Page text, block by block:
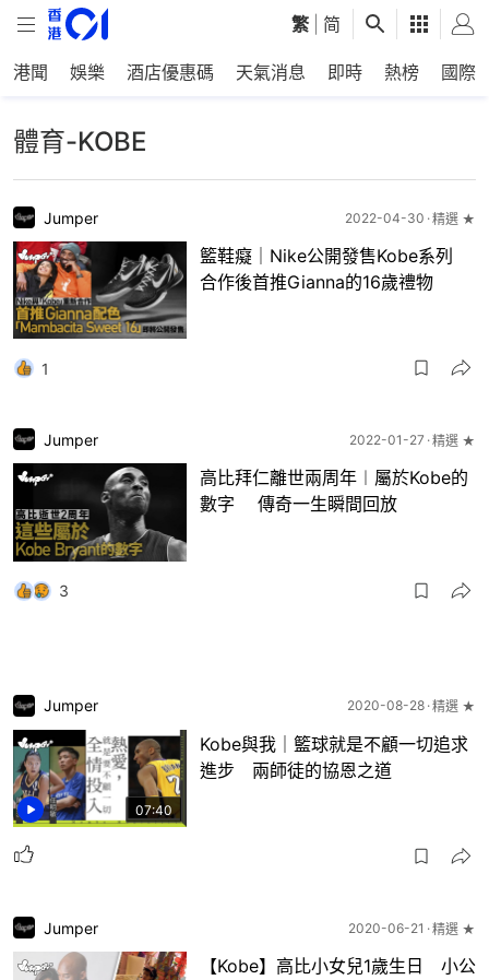
繁 简
港聞 娛樂 酒店優惠碼 天氣消息 即時 熱榜 國際
體育-KOBE
Jumper 2022-04-30 精選 ★
籃鞋癡｜Nike公開發售Kobe系列
合作後首推Gianna的16歲禮物
1
Jumper 2022-01-27 精選 ★
高比拜仁離世兩周年︱屬於Kobe的
數字 傳奇一生瞬間回放
3
07:40
Jumper 2020-08-28 精選 ★
Kobe與我｜籃球就是不顧一切追求
進步 兩師徒的協恩之道
Jumper 2020-06-21 精選 ★
【Kobe】高比小女兒1歲生日 小公